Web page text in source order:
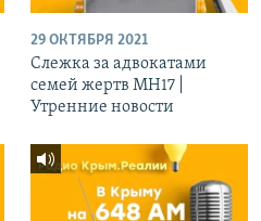
29 ОКТЯБРЯ 2021
Слежка за адвокатами
семей жертв МН17 |
Утренние новости